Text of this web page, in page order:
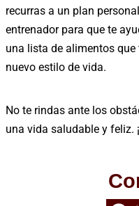
recurras a un plan
entrenador para que te
una lista de alimentos
nuevo estilo de vida.
No te rindas ante los
una vida saludable y feliz.